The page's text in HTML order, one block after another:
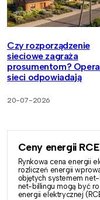
Czy rozporządzenie
sieciowe zagraża
prosumentom?
sieci odpowiadają
20-07-2026
Ceny energii RCE
Rynkowa cena energii
rozliczeń energii
objętych systemem
net-billingu mogą być
energii elektrycznej